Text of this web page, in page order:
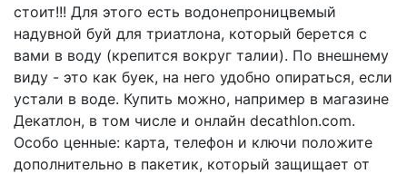
стоит!!! Для этого есть водонепроницвемый
надувной буй для триатлона, который берется с
вами в воду (крепится вокруг талии). По внешнему
виду - это как буек, на него удобно опираться, если
устали в воде. Купить можно, например в магазине
Декатлон, в том числе и онлайн decathlon.com.
Особо ценные: карта, телефон и ключи положите
дополнительно в пакетик, который защищает от